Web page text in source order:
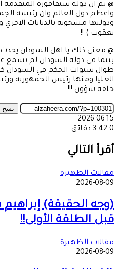
@ ثم ان دوله سنقافوره
واعظم دول العالم وان رئيسه
ودولتها مشحونه بالديانات
يعقوب ) !!
@ معني ذلك يا اهل السودان يحدث
بينما في دوله السودان لم نسمع
طوال سنوات الحكم في السودان
العليا ومنها رئيس الجمهوريه
خلقه شؤون !!!
نسخ
2026-06-15
0
3 دقائق
عبر
البريد
أقرأ التالي
مقالات الظهيرة
2026-08-09
(وجه الحقيقة)
قبل الطلقة الأولى!!
مقالات الظهيرة
2026-08-09